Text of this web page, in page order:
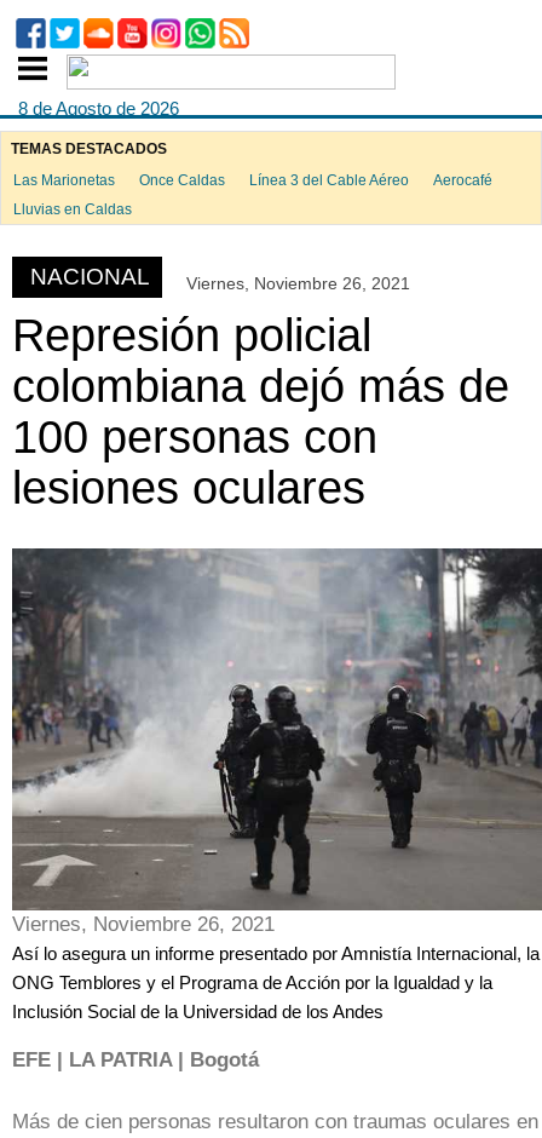
8 de Agosto de 2026
TEMAS DESTACADOS
Las Marionetas
Once Caldas Línea 3 del Cable Aéreo
Aerocafé
Lluvias en Caldas
NACIONAL Viernes, Noviembre 26, 2021
Represión policial
colombiana dejó más de
100 personas con
lesiones oculares
Viernes, Noviembre 26, 2021
Así lo asegura un informe presentado por Amnistía Internacional, la
ONG Temblores y el Programa de Acción por la Igualdad y la
Inclusión Social de la Universidad de los Andes
EFE | LA PATRIA | Bogotá
Más de cien personas resultaron con traumas oculares en